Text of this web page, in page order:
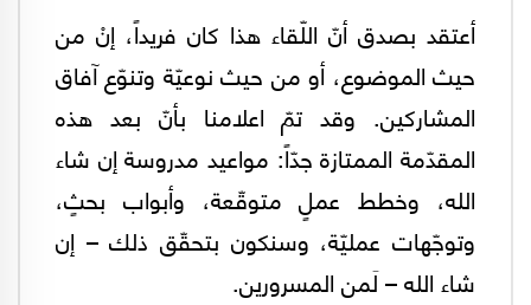
أعتقد بصدق أنّ اللّقاء هذا كان فريداً، إنْ من
حيث الموضوع، أو من حيث نوعيّة وتنوّع آفاق
المشاركين. وقد تمّ اعلامنا بأنّ بعد هذه
المقدّمة الممتازة جدّاً: مواعيد مدروسة إن شاء
الله، وخطط عملٍ متوقّعة، وأبواب بحثٍ،
وتوجّهات عمليّة، وسنكون بتحقّق ذلك – إن
شاء الله – لَمن المسرورين.